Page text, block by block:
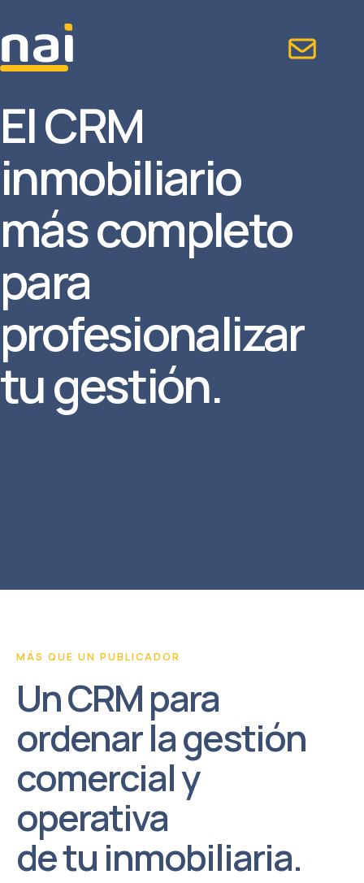
El CRM
inmobiliario
más completo
para
profesionalizar
tu gestión.
MÁS QUE UN PUBLICADOR
Un CRM para
ordenar la gestión
comercial y
operativa
de tu inmobiliaria.